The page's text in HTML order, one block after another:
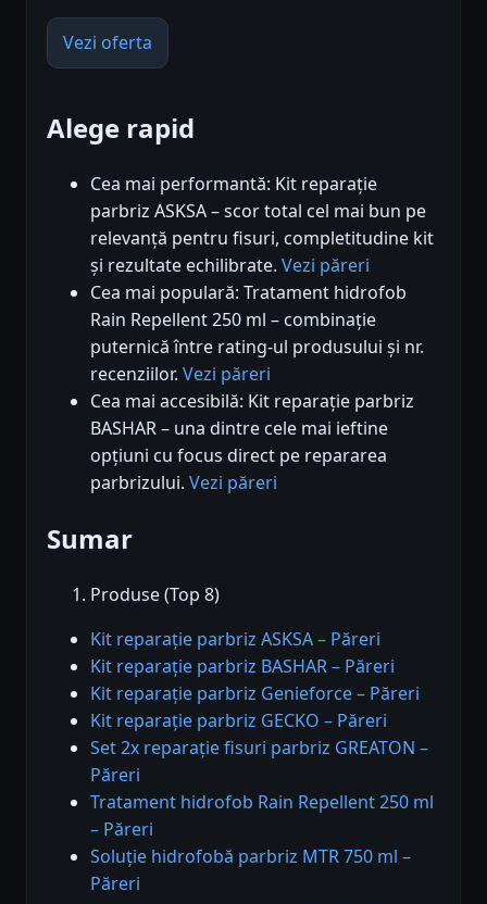
Vezi oferta
Alege rapid
Cea mai performantă: Kit reparație
parbriz ASKSA – scor total cel mai bun pe
relevanță pentru fisuri, completitudine kit
și rezultate echilibrate. Vezi păreri
Cea mai populară: Tratament hidrofob
Rain Repellent 250 ml – combinație
puternică între rating-ul produsului și nr.
recenziilor. Vezi păreri
Cea mai accesibilă: Kit reparație parbriz
BASHAR – una dintre cele mai ieftine
opțiuni cu focus direct pe repararea
parbrizului. Vezi păreri
Sumar
Produse (Top 8)
Kit reparație parbriz ASKSA – Păreri
Kit reparație parbriz BASHAR – Păreri
Kit reparație parbriz Genieforce – Păreri
Kit reparație parbriz GECKO – Păreri
Set 2x reparație fisuri parbriz GREATON –
Păreri
Tratament hidrofob Rain Repellent 250 ml
– Păreri
Soluție hidrofobă parbriz MTR 750 ml –
Păreri